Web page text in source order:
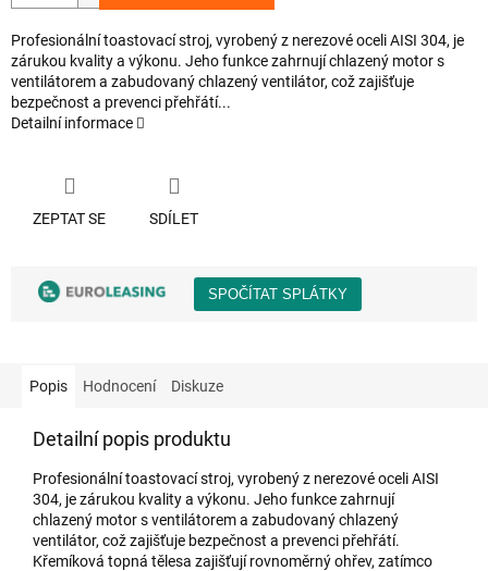
Profesionální toastovací stroj, vyrobený z nerezové oceli AISI 304, je
zárukou kvality a výkonu. Jeho funkce zahrnují chlazený motor s
ventilátorem a zabudovaný chlazený ventilátor, což zajišťuje
bezpečnost a prevenci přehřátí...
Detailní informace
ZEPTAT SE SDÍLET
Popis Hodnocení Diskuze
Detailní popis produktu
Profesionální toastovací stroj, vyrobený z nerezové oceli AISI
304, je zárukou kvality a výkonu. Jeho funkce zahrnují
chlazený motor s ventilátorem a zabudovaný chlazený
ventilátor, což zajišťuje bezpečnost a prevenci přehřátí.
Křemíková topná tělesa zajišťují rovnoměrný ohřev, zatímco